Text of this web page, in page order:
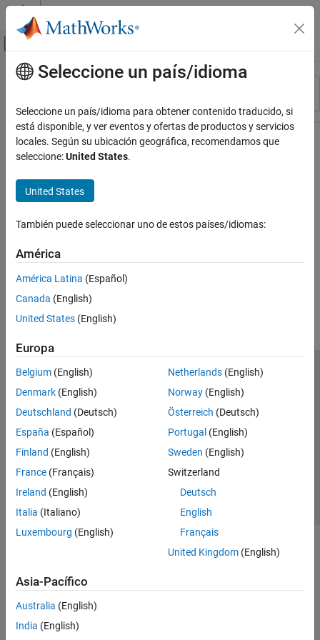
Saltar al contenido
Mostrar/ocultar menú de navegación
Recurso
Contenido principal
Seleccione un país/idioma
Seleccione un país/idioma para obtener contenido traducido, si
está disponible, y ver eventos y ofertas de productos y servicios
locales. Según su ubicación geográfica, recomendamos que
seleccione:United States.
United States
También puede seleccionar uno de estos países/idiomas:
América
América Latina (Español)
Canada (English)
United States (English)
Europa
Belgium (English)
Denmark (English)
Deutschland (Deutsch)
España (Español)
Finland (English)
France (Français)
Ireland (English)
Italia (Italiano)
Luxembourg (English)
Netherlands(English)
Norway(English)
Österreich (Deutsch)
Portugal (English)
Sweden (English)
Switzerland
Deutsch
English
Français
United Kingdom(English)
Asia-Pacífico
Australia (English)
India (English)
Centro de confianza
Marcas comerciales
Política de privacidad
Antipiratería
Estado de las aplicaciones
Información de contacto
© 1994-2026 The MathWorks, Inc.
Seleccione un país/